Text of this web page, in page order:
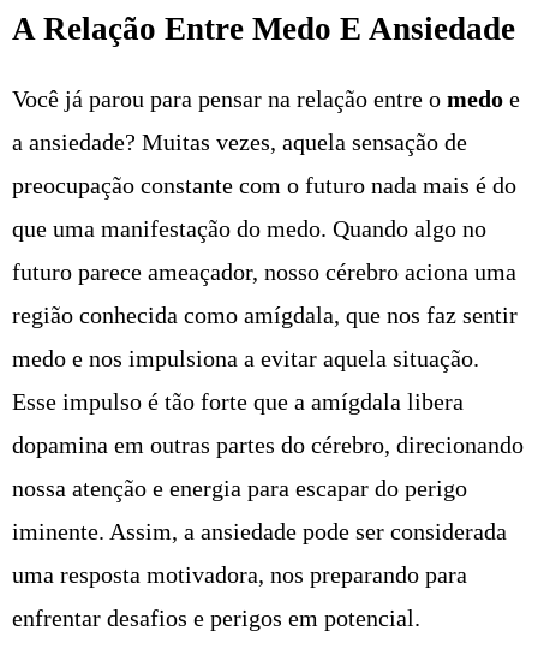
A Relação Entre Medo E Ansiedade
Você já parou para pensar na relação entre o medo e
a ansiedade? Muitas vezes, aquela sensação de
preocupação constante com o futuro nada mais é do
que uma manifestação do medo. Quando algo no
futuro parece ameaçador, nosso cérebro aciona uma
região conhecida como amígdala, que nos faz sentir
medo e nos impulsiona a evitar aquela situação.
Esse impulso é tão forte que a amígdala libera
dopamina em outras partes do cérebro, direcionando
nossa atenção e energia para escapar do perigo
iminente. Assim, a ansiedade pode ser considerada
uma resposta motivadora, nos preparando para
enfrentar desafios e perigos em potencial.